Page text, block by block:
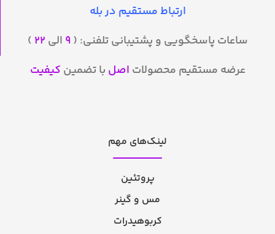
ارتباط مستقیم در بله
ساعات پاسخگویی و پشتیبانی تلفنی: ( ۹ الی ۲۲ )
عرضه مستقیم محصولات اصل با تضمین کیفیت
لینک‌های مهم
پروتئین
مس و گینر
کربوهیدرات